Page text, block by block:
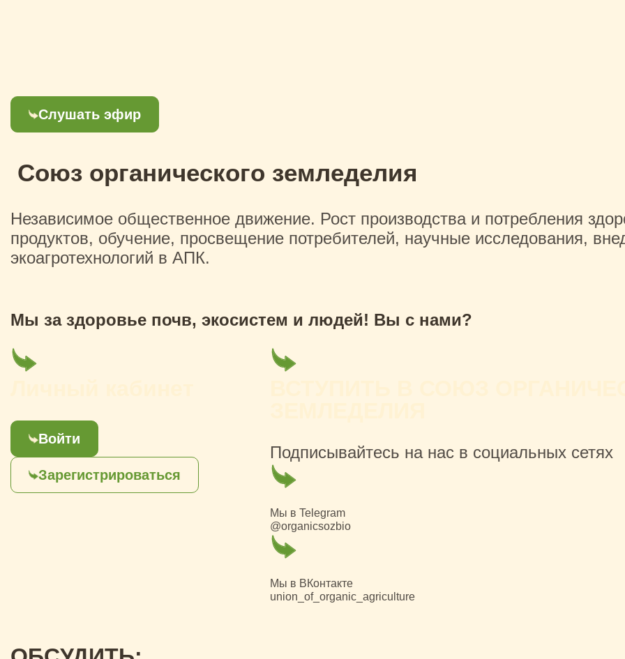
Слушать эфир
Союз органического земледелия
Независимое общественное движение. Рост производства и потребления
продуктов, обучение, просвещение потребителей, научные исследования,
экоагротехнологий в АПК.
Мы за здоровье почв, экосистем и людей! Вы с нами?
Войти
Зарегистрироваться
Подписывайтесь на нас в социальных сетях
Мы в Telegram
@organicsozbio
Мы в ВКонтакте
union_of_organic_agriculture